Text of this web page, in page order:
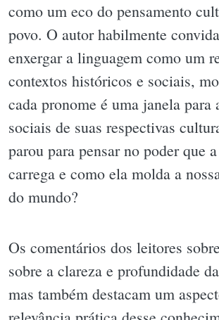
como um eco do pensamento
povo. O autor habilmente
enxergar a linguagem como um
contextos históricos e sociais,
cada pronome é uma janela para
sociais de suas respectivas
parou para pensar no poder que
carrega e como ela molda a
do mundo?
Os comentários dos leitores
sobre a clareza e profundidade
mas também destacam um